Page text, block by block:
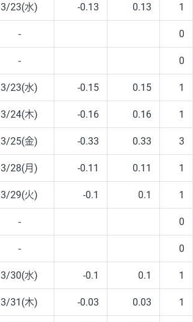
3/23(水) -0.13 0.13 1
- 0
- 0
3/23(水) -0.15 0.15 1
3/24(木) -0.16 0.16 1
3/25(金) -0.33 0.33 3
3/28(月) -0.11 0.11 1
3/29(火) -0.1 0.1 1
- 0
- 0
3/30(水) -0.1 0.1 1
3/31(木) -0.03 0.03 1